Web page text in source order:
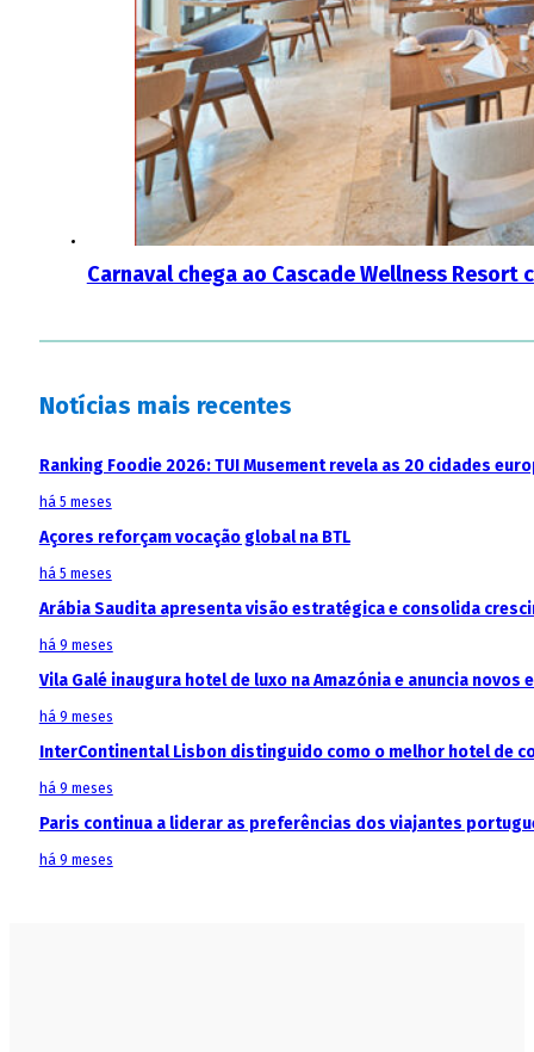
Carnaval chega ao Cascade Wellness
Notícias mais recentes
Ranking Foodie 2026: TUI Musement revela as 20 cidades
há 5 meses
Açores reforçam vocação global na BTL
há 5 meses
Arábia Saudita apresenta visão estratégica e consolida
há 9 meses
Vila Galé inaugura hotel de luxo na Amazónia e anuncia
há 9 meses
InterContinental Lisbon distinguido como o melhor hotel de
há 9 meses
Paris continua a liderar as preferências dos viajantes
há 9 meses